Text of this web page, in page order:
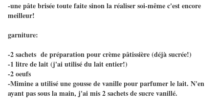
-une pâte brisée toute faite sinon la réaliser soi-même c'est encore
meilleur!
garniture:
-2 sachets de préparation pour crème pâtissière (déjà sucrée!)
-1 litre de lait (j'ai utilisé du lait entier!)
-2 oeufs
-Mimine a utilisé une gousse de vanille pour parfumer le lait. N'en
ayant pas sous la main, j'ai mis 2 sachets de sucre vanillé.